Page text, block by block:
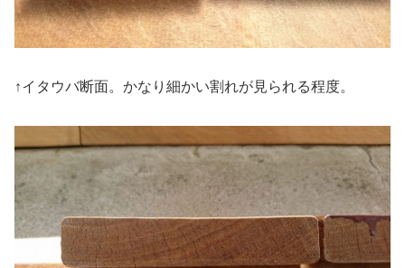
↑イタウバ断面。かなり細かい割れが見られる程度。